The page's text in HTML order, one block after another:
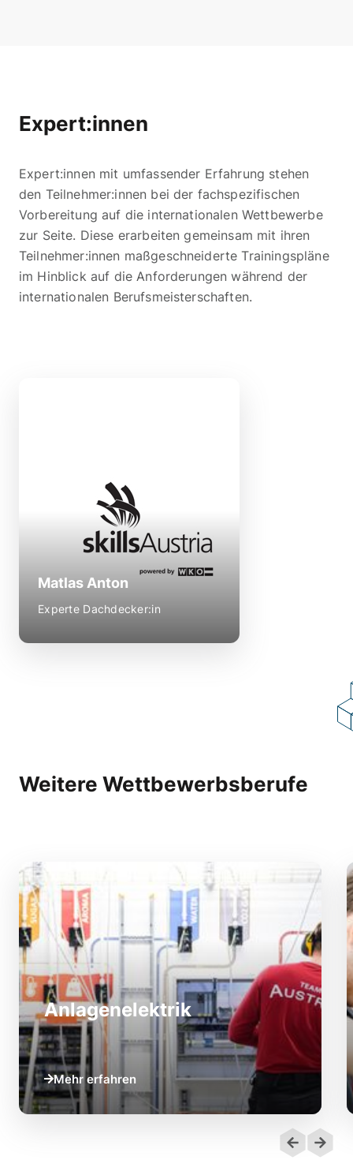
Expert:innen
Expert:innen mit umfassender Erfahrung stehen
den Teilnehmer:innen bei der fachspezifischen
Vorbereitung auf die internationalen Wettbewerbe
zur Seite. Diese erarbeiten gemeinsam mit ihren
Teilnehmer:innen maßgeschneiderte Trainingspläne
im Hinblick auf die Anforderungen während der
internationalen Berufsmeisterschaften.
Matlas Anton
Experte Dachdecker:in
8562 Mooskirchen
Erfolge als Teilnehmer:
Gold (
ES 2010
)
Weitere Wettbewerbsberufe
Anlagenelektrik
Mehr erfahren